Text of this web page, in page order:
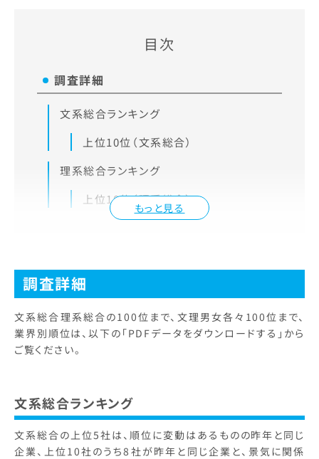
目次
もっと見る
調査詳細
文系総合ランキング
上位10位（文系総合）
理系総合ランキング
上位10位（理系総合）
調査詳細
文系総合理系総合の100位まで、文理男女各々100位まで、
業界別順位は、以下の「PDFデータをダウンロードする」から
ご覧ください。
文系総合ランキング
文系総合の上位5社は、順位に変動はあるものの昨年と同じ
企業、上位10社のうち8社が昨年と同じ企業と、景気に関係